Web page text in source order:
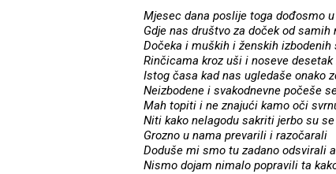
Mjesec dana poslije toga dođosmo u
Gdje nas društvo za doček od samih
Dočeka i muških i ženskih izbodenih
Rinčicama kroz uši i noseve desetak
Istog časa kad nas ugledaše onako
Neizbodene i svakodnevne počeše
Mah topiti i ne znajući kamo oči
Niti kako nelagodu sakriti jerbo su se
Grozno u nama prevarili i razočarali
Doduše mi smo tu zadano odsvirali
Nismo dojam nimalo popravili ta